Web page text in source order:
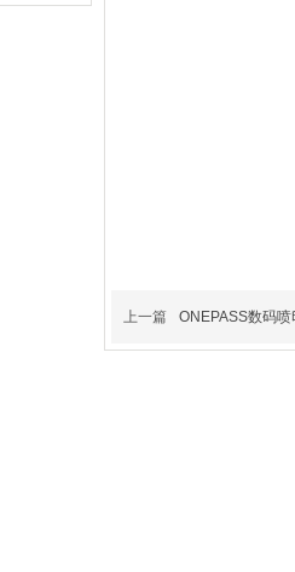
上一篇 ONEPASS数码